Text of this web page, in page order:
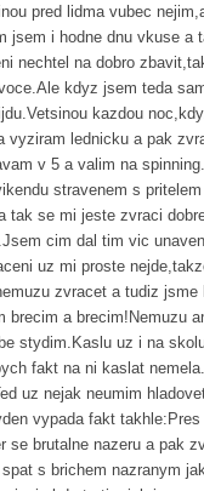
pred lidma vubec
jsem i hodne dnu vkuse a
nechtel na dobro
kdyz jsem teda
kazdou
vyziram lednicku a pak
v 5 a valim na
stravenem s
tak se mi jeste zvraci
cim dal tim vic
uz mi proste
zvracet a tudiz jsme
brecim a brecim!Nemuzu
stydim.Kaslu uz i na
fakt na ni kaslat
uz nejak neumim
vypada fakt
se brutalne nazeru a pak
s brichem nazranym